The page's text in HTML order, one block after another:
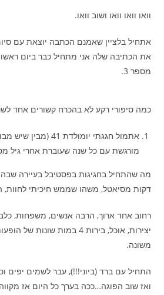
וואו וואו וואו ושוב וואו.
מספר 3.
כמה סיפורי רקע לא בהכרח קשורים אחד
אתמול חגגתי יומולדת
מורגשת עם כל שנה שעוברת אחרי גיל
דקות מסיאטל, משהו שממש חיכיתי לחוות,
רחוב אחד ארוך, הרבה אנשים, משפחות,
יצירות, אוכל, בירות 4 במות
משונה.
התחיל עם ברד (ביוני!!!), עבר לשמים יפים
ואז שוב הפוגה…ככה בערך כל היום אז